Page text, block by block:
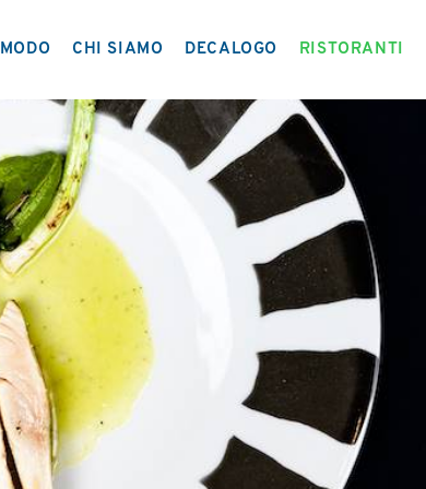
IL PROGETTO
NETWORK
CHI SIAMO DECALOGO RISTORANTI